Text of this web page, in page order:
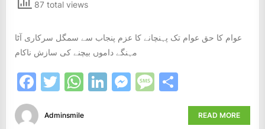
87 total views
عوام کا حق عوام تک پہنچانے کا عزم پنجاب سے سمگل سرکاری آٹا
مہنگے داموں بیچنے کی سازش ناکام
Facebook
Twitter
WhatsApp
LinkedIn
Messenger
Message
Adminsmile READ MORE